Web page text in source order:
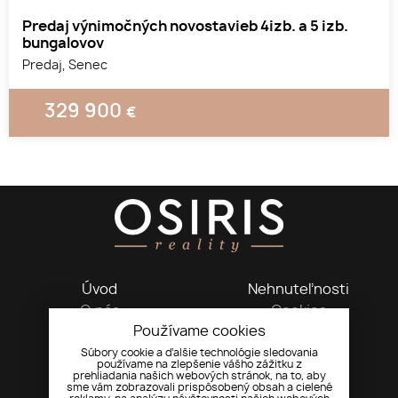
Predaj výnimočných novostavieb 4izb. a 5 izb.
bungalovov
Predaj, Senec
329 900 €
Úvod
O nás
Nehnuteľnosti
Cookies
Kadnárova 10163/103, 83106, Bratislava
+421 948 776 660
Používame cookies
Súbory cookie a ďalšie technológie sledovania
používame na zlepšenie vášho zážitku z
prehliadania našich webových stránok, na to, aby
sme vám zobrazovali prispôsobený obsah a cielené